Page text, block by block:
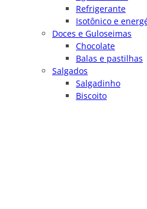
Refrigerante
Isotônico e
Doces e Guloseimas
Chocolate
Balas e pastilhas
Salgados
Salgadinho
Biscoito